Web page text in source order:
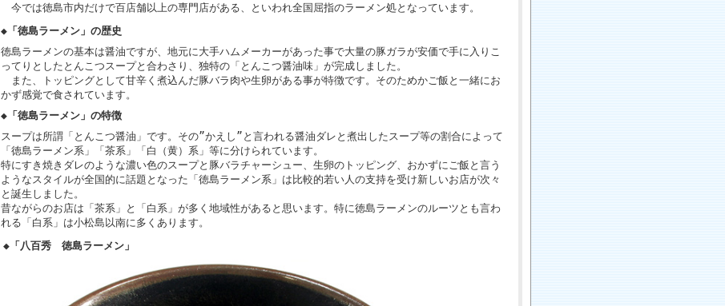
今では徳島市内だけで百店舗以上の専門店がある、といわれ全国屈指のラーメン処となっています。
◆「徳島ラーメン」の歴史
徳島ラーメンの基本は醤油ですが、地元に大手ハムメーカーがあった事で大量の豚ガラが安価で手に入りこ
ってりとしたとんこつスープと合わさり、独特の「とんこつ醤油味」が完成しました。
また、トッピングとして甘辛く煮込んだ豚バラ肉や生卵がある事が特徴です。そのためかご飯と一緒にお
かず感覚で食されています。
◆「徳島ラーメン」の特徴
スープは所謂「とんこつ醤油」です。その”かえし”と言われる醤油ダレと煮出したスープ等の割合によって
「徳島ラーメン系」「茶系」「白（黄）系」等に分けられています。
特にすき焼きダレのような濃い色のスープと豚バラチャーシュー、生卵のトッピング、おかずにご飯と言う
ようなスタイルが全国的に話題となった「徳島ラーメン系」は比較的若い人の支持を受け新しいお店が次々
と誕生しました。
昔ながらのお店は「茶系」と「白系」が多く地域性があると思います。特に徳島ラーメンのルーツとも言わ
れる「白系」は小松島以南に多くあります。
◆「八百秀 徳島ラーメン」